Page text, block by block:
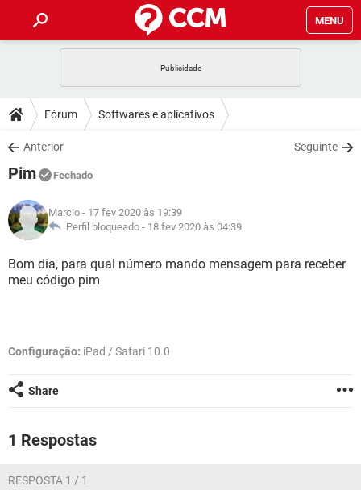
MENU
CELULAR FACEBOOK
OUTLOOK
INSTAGRAM
GUIA DE COMPRAS
DICAS
JOGOS WHATSAPP
INSTAGRAM
GUIA DE COMPRAS
DOWNLOADS
JOGOS
CELULAR
OUTLOOK EXCEL
INSTAGRAM GMAIL
GUIA DE COMPRAS
FÓRUM
JOGOS
CELULAR
OUTLOOK EXCEL
GLOSSÁRIO
JOGOS WHATSAPP
CELULAR
Fórum Softwares e aplicativos
Anterior Seguinte
Pim Fechado
Marcio - 17 fev 2020 às 19:39
Perfil bloqueado - 18 fev 2020 às 04:39
Bom dia, para qual número mando mensagem para receber
meu código pim
Configuração: iPad / Safari 10.0
Share
1 Respostas
RESPOSTA 1 / 1